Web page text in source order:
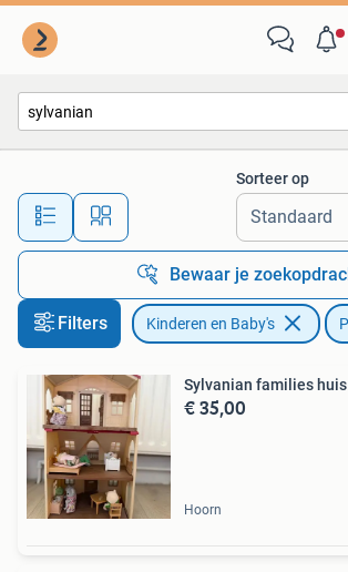
Alle afstanden…
Sorteer op
Bewaar je
Filters Kinderen en Baby's
Sylvanian families huis
€ 35,00
Hoorn